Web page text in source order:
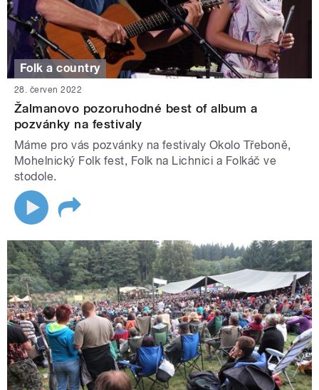
Folk a country
28. červen 2022
Žalmanovo pozoruhodné best of album a
pozvánky na festivaly
Máme pro vás pozvánky na festivaly Okolo Třeboně,
Mohelnický Folk fest, Folk na Lichnici a Folkáč ve
stodole.